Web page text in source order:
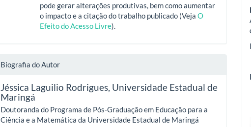
pode gerar alterações produtivas, bem como aumentar
o impacto e a citação do trabalho publicado (VejaO
Efeito do Acesso Livre).
Biografia do Autor
Jéssica Laguilio Rodrigues, Universidade Estadual de
Maringá
Doutoranda do Programa de Pós-Graduação em Educação para a
Ciência e a Matemática da Universidade Estadual de Maringá